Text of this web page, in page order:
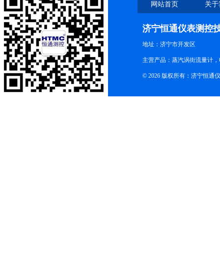
网站首页 关
济宁恒通仪表测控
地址：济宁市开发区
主营产品：蒸汽涡街流量计
© 2026 版权所有：济宁恒通